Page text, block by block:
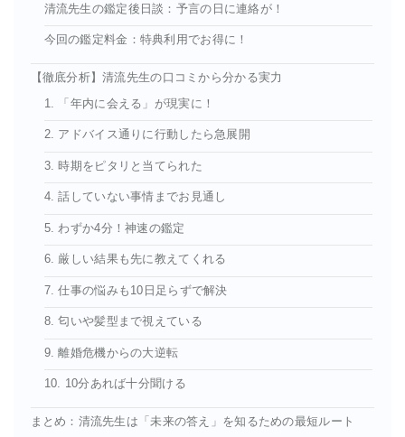
清流先生の鑑定後日談：予言の日に連絡が！
今回の鑑定料金：特典利用でお得に！
【徹底分析】清流先生の口コミから分かる実力
1. 「年内に会える」が現実に！
2. アドバイス通りに行動したら急展開
3. 時期をピタリと当てられた
4. 話していない事情までお見通し
5. わずか4分！神速の鑑定
6. 厳しい結果も先に教えてくれる
7. 仕事の悩みも10日足らずで解決
8. 匂いや髪型まで視えている
9. 離婚危機からの大逆転
10. 10分あれば十分聞ける
まとめ：清流先生は「未来の答え」を知るための最短ルート